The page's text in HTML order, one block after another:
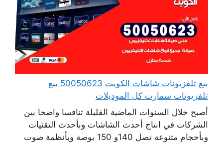
بيع تلفزيونات شاشات الكويت 50050623 بيع
تلفزيونات سمارت كل الموديلات
أصبح خلال السنوات الماضية القليلة تنافسا واضحا بين
الشركات في انتاج أحدث الشاشات وبأحدث التقنيات
وبأحجام متنوعة تصل 140و 150 بوصة وبأنظمة صوت